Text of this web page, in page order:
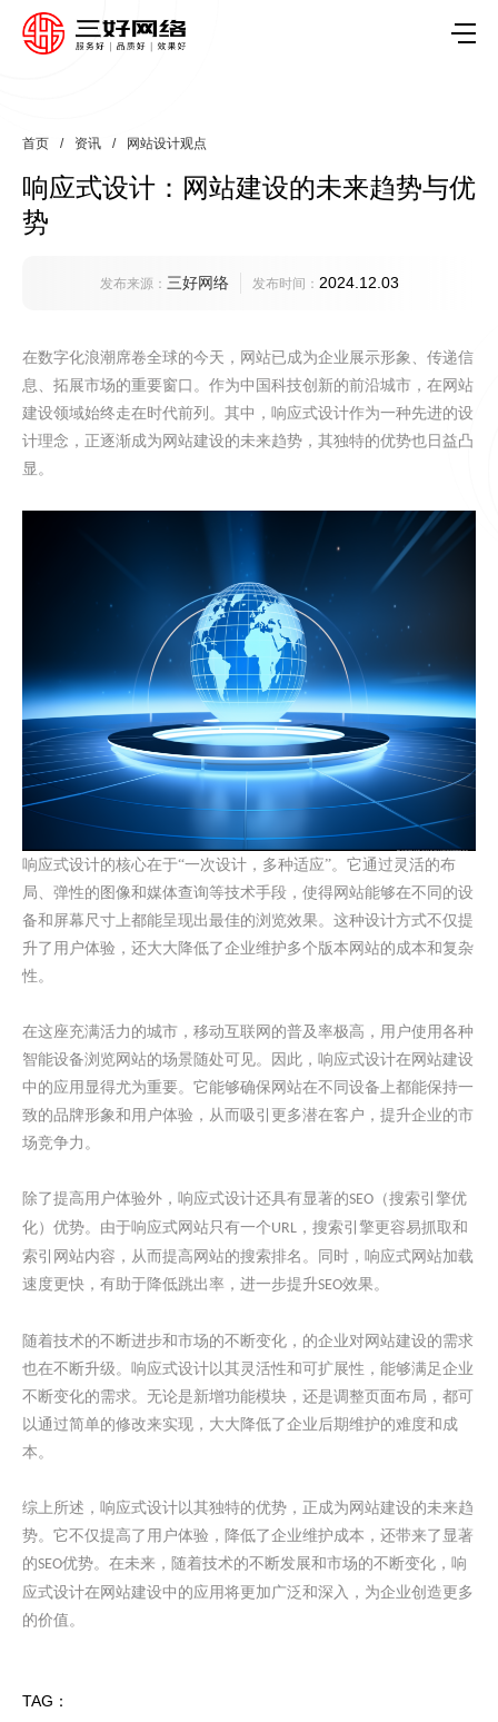
首页 / 资讯 / 网站设计观点
响应式设计：网站建设的未来趋势与优
势
发布来源： 三好网络 发布时间： 2024.12.03
在数字化浪潮席卷全球的今天，网站已成为企业展示形象、传递信
息、拓展市场的重要窗口。作为中国科技创新的前沿城市，在网站
建设领域始终走在时代前列。其中，响应式设计作为一种先进的设
计理念，正逐渐成为网站建设的未来趋势，其独特的优势也日益凸
显。
响应式设计的核心在于“一次设计，多种适应”。它通过灵活的布
局、弹性的图像和媒体查询等技术手段，使得网站能够在不同的设
备和屏幕尺寸上都能呈现出最佳的浏览效果。这种设计方式不仅提
升了用户体验，还大大降低了企业维护多个版本网站的成本和复杂
性。
在这座充满活力的城市，移动互联网的普及率极高，用户使用各种
智能设备浏览网站的场景随处可见。因此，响应式设计在网站建设
中的应用显得尤为重要。它能够确保网站在不同设备上都能保持一
致的品牌形象和用户体验，从而吸引更多潜在客户，提升企业的市
场竞争力。
除了提高用户体验外，响应式设计还具有显著的SEO （搜索引擎优
化）优势。由于响应式网站只有一个URL ，搜索引擎更容易抓取和
索引网站内容，从而提高网站的搜索排名。同时，响应式网站加载
速度更快，有助于降低跳出率，进一步提升SEO效果。
随着技术的不断进步和市场的不断变化，的企业对网站建设的需求
也在不断升级。响应式设计以其灵活性和可扩展性，能够满足企业
不断变化的需求。无论是新增功能模块，还是调整页面布局，都可
以通过简单的修改来实现，大大降低了企业后期维护的难度和成
本。
综上所述，响应式设计以其独特的优势，正成为网站建设的未来趋
势。它不仅提高了用户体验，降低了企业维护成本，还带来了显著
的SEO优势。在未来，随着技术的不断发展和市场的不断变化，响
应式设计在网站建设中的应用将更加广泛和深入，为企业创造更多
的价值。
TAG：